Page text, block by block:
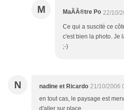
M MaÃÂ®tre Po 22/10/
Ce qui a suscité ce
c'est bien la photo. Je
;-)
N nadine et Ricardo 21/10/2006
en tout cas, le paysage est
d'aller sur place